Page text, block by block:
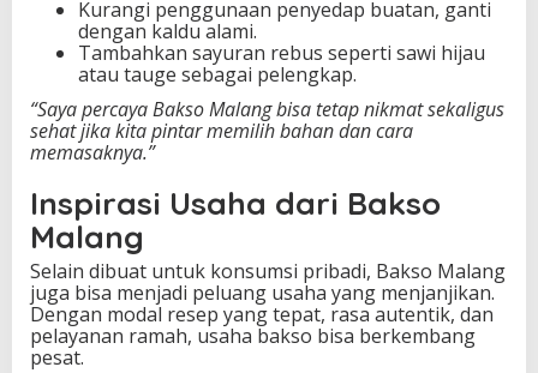
Kurangi penggunaan penyedap buatan, ganti
dengan kaldu alami.
Tambahkan sayuran rebus seperti sawi hijau
atau tauge sebagai pelengkap.
“Saya percaya Bakso Malang bisa tetap nikmat sekaligus
sehat jika kita pintar memilih bahan dan cara
memasaknya.”
Inspirasi Usaha dari Bakso
Malang
Selain dibuat untuk konsumsi pribadi, Bakso Malang
juga bisa menjadi peluang usaha yang menjanjikan.
Dengan modal resep yang tepat, rasa autentik, dan
pelayanan ramah, usaha bakso bisa berkembang
pesat.